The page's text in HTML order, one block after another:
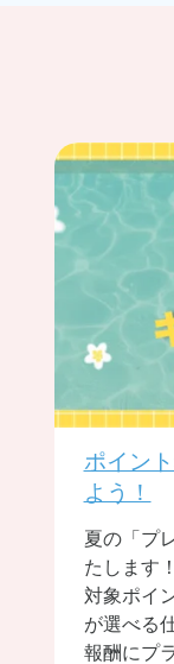
ポイン
よう！
夏の「プ
たします
対象ポイ
が選べる
報酬にプ